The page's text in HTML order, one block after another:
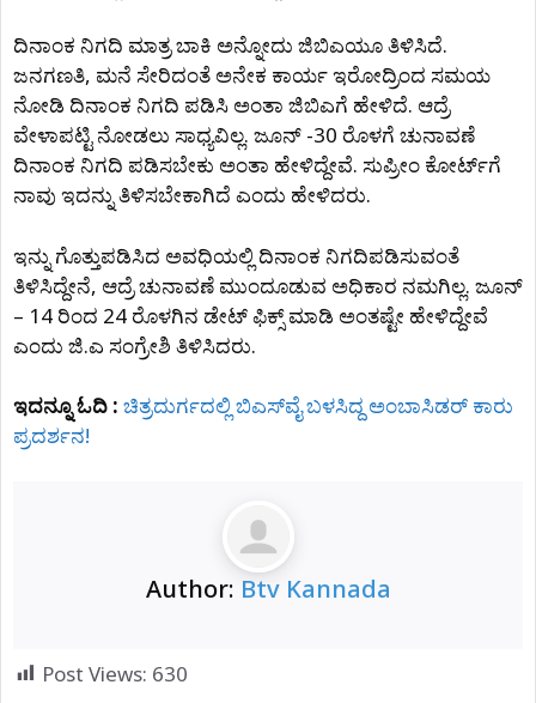
ದಿನಾಂಕ ನಿಗದಿ ಮಾತ್ರ ಬಾಕಿ ಅನ್ನೋದು ಜಿಬಿಎಯೂ ತಿಳಿಸಿದೆ.
ಜನಗಣತಿ, ಮನೆ ಸೇರಿದಂತೆ ಅನೇಕ ಕಾರ್ಯ ಇರೋದ್ರಿಂದ ಸಮಯ
ನೋಡಿ ದಿನಾಂಕ ನಿಗದಿ ಪಡಿಸಿ ಅಂತಾ ಜಿಬಿಎಗೆ ಹೇಳಿದೆ. ಆದ್ರೆ
ವೇಳಾಪಟ್ಟಿ ನೋಡಲು ಸಾಧ್ಯವಿಲ್ಲ. ಜೂನ್ -30 ರೊಳಗೆ ಚುನಾವಣೆ
ದಿನಾಂಕ ನಿಗದಿ ಪಡಿಸಬೇಕು ಅಂತಾ ಹೇಳಿದ್ದೇವೆ. ಸುಪ್ರೀಂ ಕೋರ್ಟ್​ಗೆ
ನಾವು ಇದನ್ನು ತಿಳಿಸಬೇಕಾಗಿದೆ ಎಂದು ಹೇಳಿದರು.
ಇನ್ನು ಗೊತ್ತುಪಡಿಸಿದ ಅವಧಿಯಲ್ಲಿ ದಿನಾಂಕ ನಿಗದಿಪಡಿಸುವಂತೆ
ತಿಳಿಸಿದ್ದೇನೆ, ಆದ್ರೆ ಚುನಾವಣೆ ಮುಂದೂಡುವ ಅಧಿಕಾರ ನಮಗಿಲ್ಲ. ಜೂನ್
– 14 ರಿಂದ 24 ರೊಳಗಿನ ಡೇಟ್ ಫಿಕ್ಸ್ ಮಾಡಿ ಅಂತಷ್ಟೇ ಹೇಳಿದ್ದೇವೆ
ಎಂದು ಜಿ.ಎ ಸಂಗ್ರೇಶಿ ತಿಳಿಸಿದರು.
ಇದನ್ನೂ ಓದಿ : ಚಿತ್ರದುರ್ಗದಲ್ಲಿ ಬಿಎಸ್​ವೈ ಬಳಸಿದ್ದ ಅಂಬಾಸಿಡರ್ ಕಾರು
ಪ್ರದರ್ಶನ!
Author: Btv Kannada
Post Views: 630